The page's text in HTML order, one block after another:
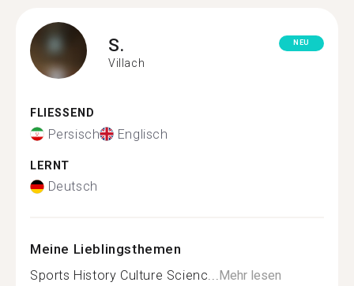
S.
Villach
NEU
FLIESSEND
Persisch Englisch
LERNT
Deutsch
Meine Lieblingsthemen
Sports History Culture Scienc...Mehr lesen